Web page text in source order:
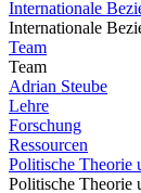
Internationale
Internationale
Team
Team
Adrian Steube
Lehre
Forschung
Ressourcen
Politische Theorie
Politische Theorie